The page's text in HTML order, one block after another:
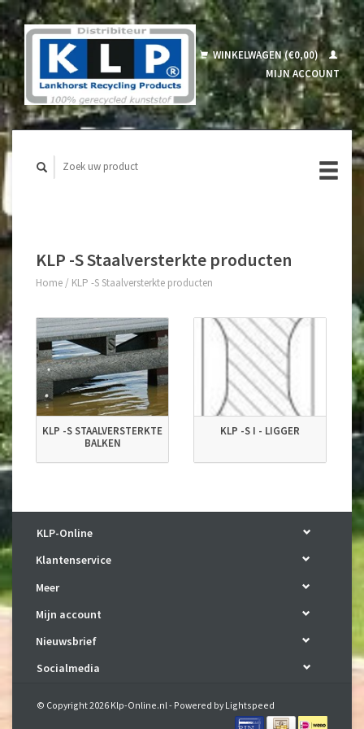
WINKELWAGEN (€0,00)
MIJN ACCOUNT
KLP -S Staalversterkte producten
Home / KLP -S Staalversterkte producten
KLP -S STAALVERSTERKTE
BALKEN
KLP -S I - LIGGER
KLP-Online
Klantenservice
Meer
Mijn account
Nieuwsbrief
Socialmedia
© Copyright 2026 Klp-Online.nl - Powered byLightspeed